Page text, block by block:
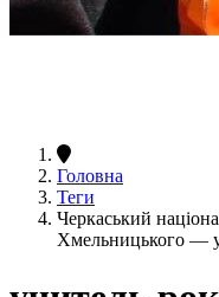
Головна
Теги
Черкаський
Хмельницького —